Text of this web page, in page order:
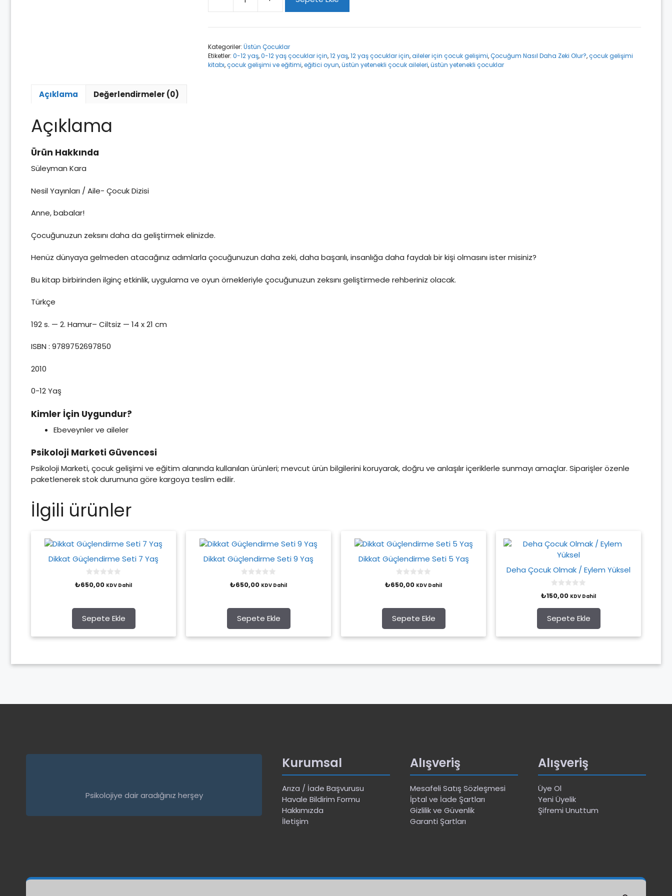
Nasıl
Daha
Olur?
adet
Kategoriler: Üstün Çocuklar
Etiketler: 0-12 yaş,0-12 yaş çocuklar için,12 yaş,12 yaş çocuklar için,aileler için çocuk gelişimi,Çocuğum Nasıl Daha Zeki Olur?,çocuk gelişimi
kitabı,çocuk gelişimi ve eğitimi,eğitici oyun,üstün yetenekli çocuk aileleri,üstün yetenekli çocuklar
Açıklama Değerlendirmeler (0)
Açıklama
Ürün Hakkında
Süleyman Kara
Nesil Yayınları / Aile- Çocuk Dizisi
Anne, babalar!
Çocuğunuzun zeksını daha da geliştirmek elinizde.
Henüz dünyaya gelmeden atacağınız adımlarla çocuğunuzun daha zeki, daha başarılı, insanlığa daha faydalı bir kişi olmasını ister misiniz?
Bu kitap birbirinden ilginç etkinlik, uygulama ve oyun örnekleriyle çocuğunuzun zeksını geliştirmede rehberiniz olacak.
Türkçe
192 s. — 2. Hamur– Ciltsiz — 14 x 21 cm
ISBN : 9789752697850
2010
0-12 Yaş
Kimler İçin Uygundur?
Ebeveynler ve aileler
Psikoloji Marketi Güvencesi
Psikoloji Marketi, çocuk gelişimi ve eğitim alanında kullanılan ürünleri; mevcut ürün bilgilerini koruyarak, doğru ve anlaşılır içeriklerle sunmayı amaçlar. Siparişler özenle
paketlenerek stok durumuna göre kargoya teslim edilir.
İlgili ürünler
Dikkat Güçlendirme Seti 7 Yaş
0
o
5
₺650,00 KDV Dahil
Sepete Ekle
Dikkat Güçlendirme Seti 9 Yaş
0
o
5
₺650,00 KDV Dahil
Sepete Ekle
Dikkat Güçlendirme Seti 5 Yaş
0
o
5
₺650,00 KDV Dahil
Sepete Ekle
Deha Çocuk Olmak / Eylem Yüksel
0
o
t
o
f
5
₺150,00 KDV Dahil
Sepete Ekle
Psikolojiye dair aradığınız herşey
Kurumsal
Arıza / İade Başvurusu
Havale Bildirim Formu
Hakkımızda
İletişim
Alışveriş
Mesafeli Satış Sözleşmesi
İptal ve İade Şartları
Gizlilik ve Güvenlik
Garanti Şartları
Alışveriş
Üye Ol
Yeni Üyelik
Şifremi Unuttum